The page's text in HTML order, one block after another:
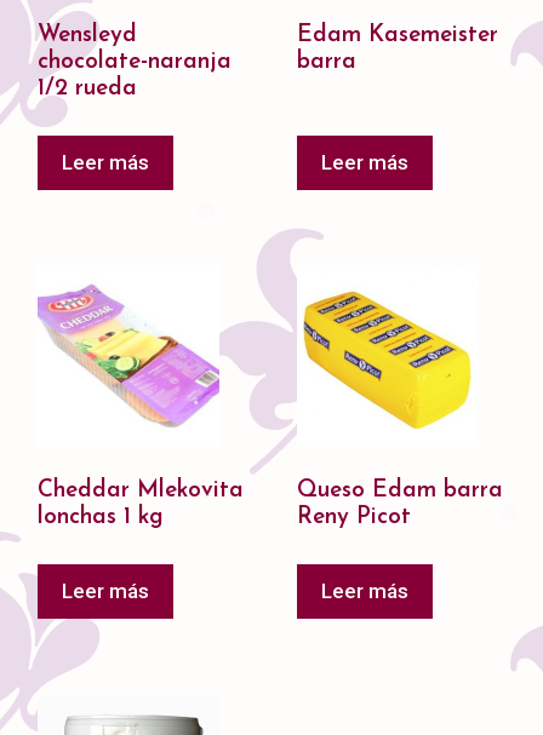
Wensleyd
chocolate-naranja
1/2 rueda
Leer más
Edam Kasemeister
barra
Leer más
Cheddar Mlekovita
lonchas 1 kg
Leer más
Queso Edam barra
Reny Picot
Leer más